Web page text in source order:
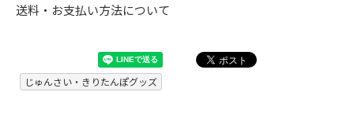
送料・お支払い方法について
じゅんさい・きりたんぽグッズ